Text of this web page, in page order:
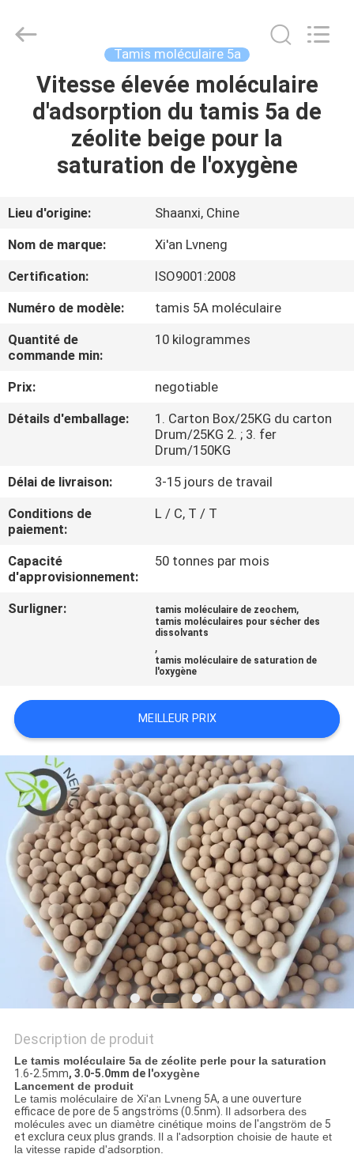
ACCUEIL
PRODUITS
SPECTACLE
RÉALITÉ
VIRTUELLE
À
PROPOS
DE
DE
L'USINE
CONTRÔLE
NOUS
CONTACTER
NOUVELLES
CAS
DEMANDER
UN DEVIS
PLAN
SITE
PRIVACY
POLICY
Purification
Technology
Tamis moléculaire 5a
Vitesse élevée moléculaire
d'adsorption du tamis 5a de
zéolite beige pour la
saturation de l'oxygène
Lieu d'origine:
Shaanxi, Chine
Nom de marque:
Xi'an Lvneng
Certification:
ISO9001:2008
Numéro de modèle:
tamis 5A moléculaire
Quantité de
commande min:
10 kilogrammes
Prix:
negotiable
Détails d'emballage:
1. Carton Box/25KG du carton
Drum/25KG 2. ; 3. fer
Drum/150KG
Délai de livraison:
3-15 jours de travail
Conditions de
paiement:
L / C, T / T
Capacité
d'approvisionnement:
50 tonnes par mois
Surligner: tamis moléculaire de zeochem,
tamis moléculaires pour sécher des
dissolvants
,
tamis moléculaire de saturation de
l'oxygène
MEILLEUR PRIX
Description de produit
Le tamis moléculaire 5a de zéolite perle pour la saturation
1.6-2.5mm, 3.0-5.0mm de l'oxygène
Lancement de produit
Le tamis moléculaire de Xi'an Lvneng 5A, a une ouverture
efficace de pore de 5 angströms (0.5nm). Il adsorbera des
molécules avec un diamètre cinétique moins de l'angström de 5
et exclura ceux plus grands. Il a l'adsorption choisie de haute et
la vitesse rapide d'adsorption.